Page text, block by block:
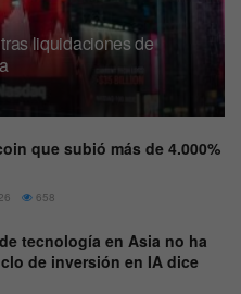
liquidaciones de
que subió más de 4.000%
658
tecnología en Asia no ha
de inversión en IA dice